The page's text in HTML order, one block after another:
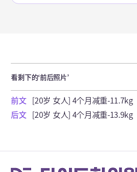
看剩下的‘前后照片’
前文 [20岁 女人] 4个月减重-11.7kg
后文 [20岁 女人] 4个月减重-13.9kg